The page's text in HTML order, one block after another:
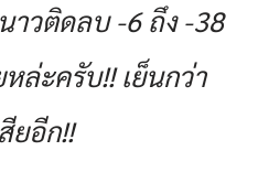
าวติดลบ -6 ถึง -38
หล่ะครับ!! เย็นกว่า
ยอีก!!